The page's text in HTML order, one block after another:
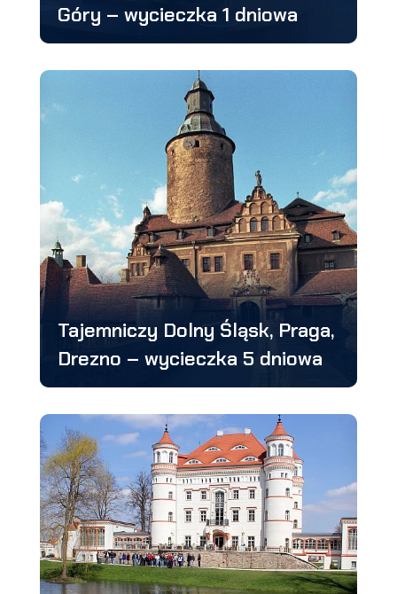
Góry – wycieczka 1 dniowa
Tajemniczy Dolny Śląsk, Praga,
Drezno – wycieczka 5 dniowa